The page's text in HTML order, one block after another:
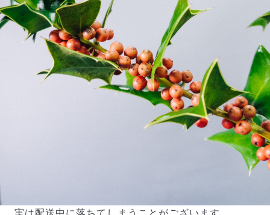
Q. 配送できないエリアはありますか？
ただいま沖縄・離島エリアへの配送には対応しておりませ
ん。ご了承ください。
Q. 配送日時は指定できますか？
お花をベストなタイミングで発送しているため、お届け日の
指定はできません。受け取り時間帯は、発送後にクロネコヤ
マトのアプリから変更可能です。
Q. 注文後にキャンセルできますか？
ご注文後一定時間内であればキャンセル可能です。
実は配送中に落ちてしまうことがございます。